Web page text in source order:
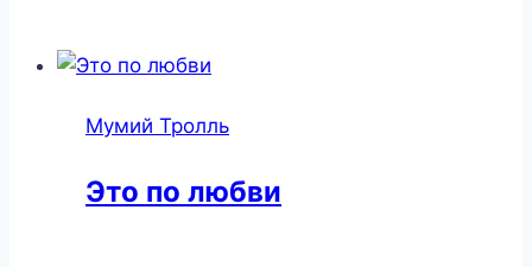
Мумий Тролль
Это по любви